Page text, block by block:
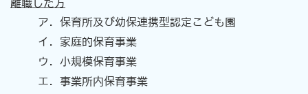
離職した方
ア．保育所及び幼保連携型認定こども園
イ．家庭的保育事業
ウ．小規模保育事業
エ．事業所内保育事業